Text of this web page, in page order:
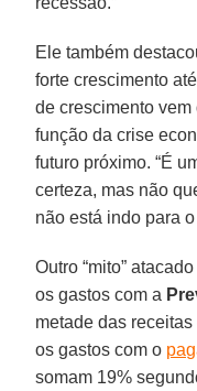
Ele também
forte crescimento
de crescimento
função da crise
futuro próximo. “É
certeza, mas não
não está indo para o
Outro “mito”
os gastos com a
metade das receitas
os gastos com o
somam 19%